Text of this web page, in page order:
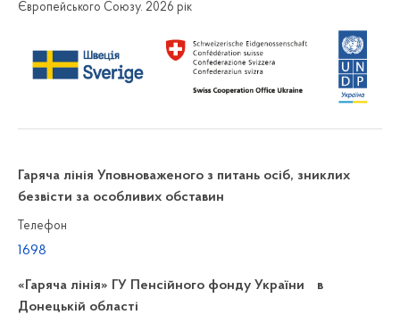
Європейського Союзу. 2026 рік
Гаряча лінія Уповноваженого з питань осіб, зниклих
безвісти за особливих обставин
Телефон
1698
«Гаряча лінія» ГУ Пенсійного фонду України в
Донецькій області